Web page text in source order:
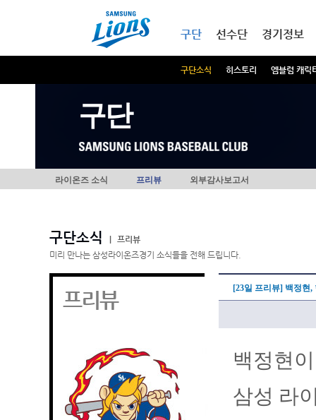
구단
구단소식 히스토리 엠블럼 캐릭
선수단 경기정보
구단
라이온즈 소식 프리뷰 외부감사보고서
구단소식
프리뷰
미리 만나는 삼성라이온즈경기 소식들을 전해 드립니다.
프리뷰 [23일 프리뷰] 백정현
백정현
삼성 라